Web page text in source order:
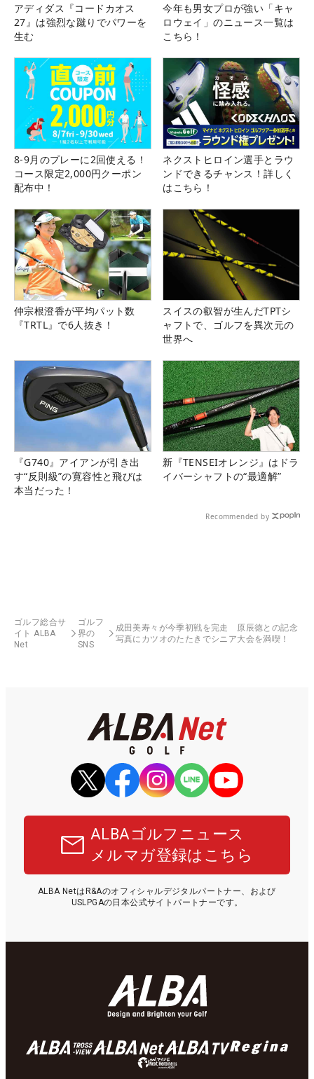
アディダス『コードカオス
27』は強烈な蹴りでパワーを
生む
今年も男女プロが強い「キャ
ロウェイ」のニュース一覧は
こちら！
8-9月のプレーに2回使える！
コース限定2,000円クーポン
配布中！
ネクストヒロイン選手とラウ
ンドできるチャンス！詳しく
はこちら！
仲宗根澄香が平均パット数
『TRTL』で6人抜き！
スイスの叡智が生んだTPTシ
ャフトで、ゴルフを異次元の
世界へ
『G740』アイアンが引き出
す“反則級”の寛容性と飛びは
本当だった！
新『TENSEIオレンジ』はドラ
イバーシャフトの“最適解”
Recommended by
ゴルフ総合サ
イト ALBA
Net
ゴルフ
界の
SNS
成田美寿々が今季初戦を完走 原辰徳との記念
写真にカツオのたたきでシニア大会を満喫！
ALBAゴルフニュース
メルマガ登録はこちら
ALBA NetはR&Aのオフィシャルデジタルパートナー、および
USLPGAの日本公式サイトパートナーです。